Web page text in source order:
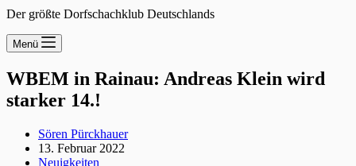
Der größte Dorfschachklub Deutschlands
Menü
WBEM in Rainau: Andreas Klein wird
starker 14.!
Sören Pürckhauer
13. Februar 2022
Neuigkeiten